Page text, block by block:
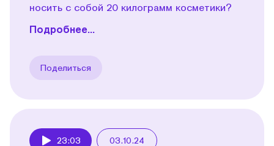
носить с собой 20 килограмм косметики?
Подробнее...
Поделиться
23:03 03.10.24